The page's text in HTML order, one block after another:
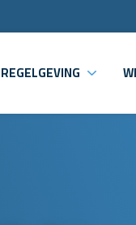
REGELGEVING